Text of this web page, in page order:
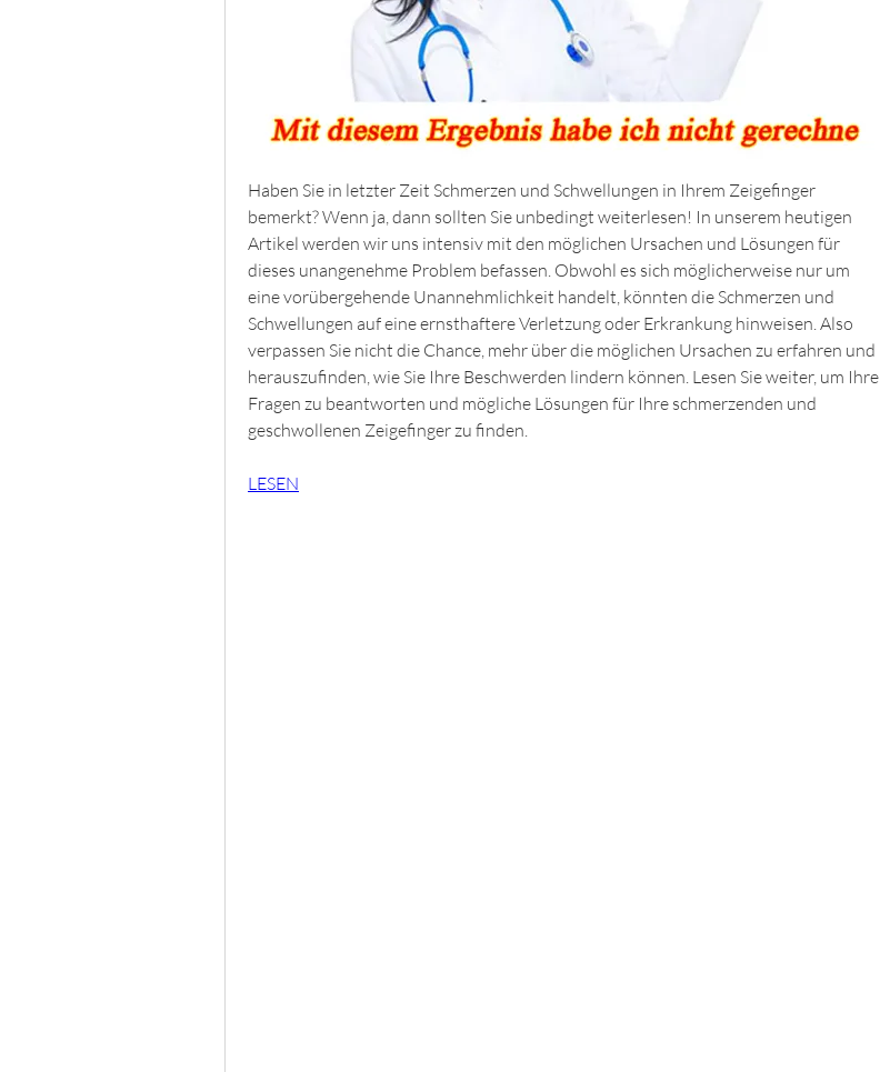
Haben Sie in letzter Zeit Schmerzen und Schwellungen in Ihrem Zeigefinger
bemerkt? Wenn ja, dann sollten Sie unbedingt weiterlesen! In unserem heutigen
Artikel werden wir uns intensiv mit den möglichen Ursachen und Lösungen für
dieses unangenehme Problem befassen. Obwohl es sich möglicherweise nur um
eine vorübergehende Unannehmlichkeit handelt, könnten die Schmerzen und
Schwellungen auf eine ernsthaftere Verletzung oder Erkrankung hinweisen. Also
verpassen Sie nicht die Chance, mehr über die möglichen Ursachen zu erfahren und
herauszufinden, wie Sie Ihre Beschwerden lindern können. Lesen Sie weiter, um Ihre
Fragen zu beantworten und mögliche Lösungen für Ihre schmerzenden und
geschwollenen Zeigefinger zu finden.
LESEN